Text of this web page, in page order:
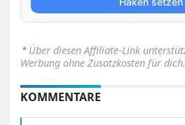
⋆ Über diesen Affiliate-Link
Werbung ohne Zusatzkosten für dich.
KOMMENTARE